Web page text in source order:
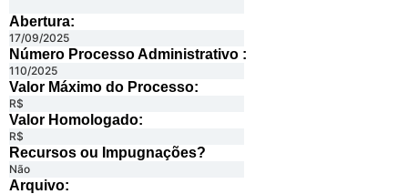
Abertura:
17/09/2025
Número Processo Administrativo :
110/2025
Valor Máximo do Processo: ​
R$
Valor Homologado: ​
R$
Recursos ou Impugnações? ​
Não
Arquivo: